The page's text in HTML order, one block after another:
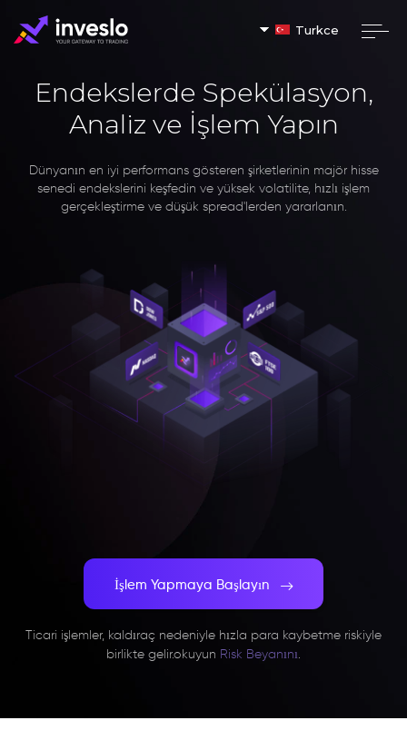
Turkce
Endekslerde Spekülasyon,
Analiz ve İşlem Yapın
Dünyanın en iyi performans gösteren şirketlerinin majör hisse
senedi endekslerini keşfedin ve yüksek volatilite, hızlı işlem
gerçekleştirme ve düşük spread'lerden yararlanın.
İşlem Yapmaya Başlayın
Ticari işlemler, kaldıraç nedeniyle hızla para kaybetme riskiyle
birlikte gelir.okuyun Risk Beyanını.